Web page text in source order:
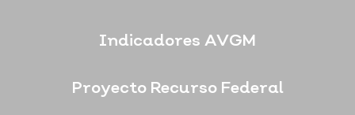
Indicadores AVGM
Proyecto Recurso Federal